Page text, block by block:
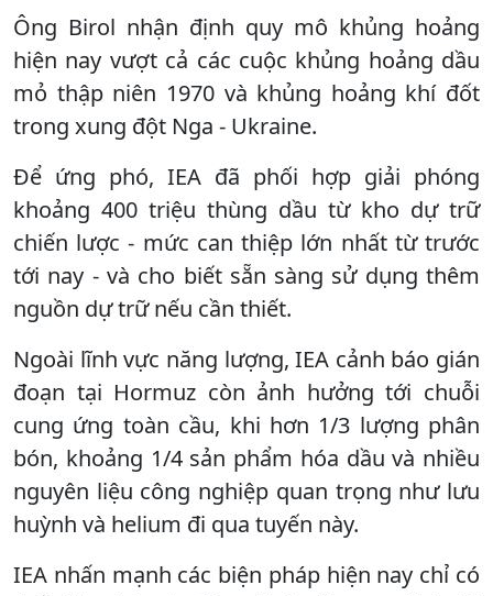
Ông Birol nhận định quy mô khủng hoảng
hiện nay vượt cả các cuộc khủng hoảng dầu
mỏ thập niên 1970 và khủng hoảng khí đốt
trong xung đột Nga - Ukraine.
Để ứng phó, IEA đã phối hợp giải phóng
khoảng 400 triệu thùng dầu từ kho dự trữ
chiến lược - mức can thiệp lớn nhất từ trước
tới nay - và cho biết sẵn sàng sử dụng thêm
nguồn dự trữ nếu cần thiết.
Ngoài lĩnh vực năng lượng, IEA cảnh báo gián
đoạn tại Hormuz còn ảnh hưởng tới chuỗi
cung ứng toàn cầu, khi hơn 1/3 lượng phân
bón, khoảng 1/4 sản phẩm hóa dầu và nhiều
nguyên liệu công nghiệp quan trọng như lưu
huỳnh và helium đi qua tuyến này.
IEA nhấn mạnh các biện pháp hiện nay chỉ có